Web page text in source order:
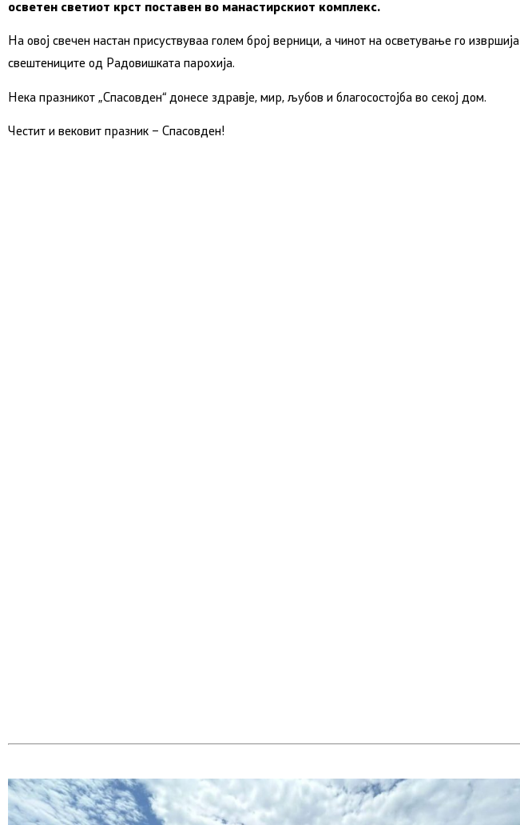
осветен светиот крст поставен во манастирскиот комплекс.
На овој свечен настан присуствуваа голем број верници, а чинот на осветување го извршија
свештениците од Радовишката парохија.
Нека празникот „Спасовден“ донесе здравје, мир, љубов и благосостојба во секој дом.
Честит и вековит празник – Спасовден!